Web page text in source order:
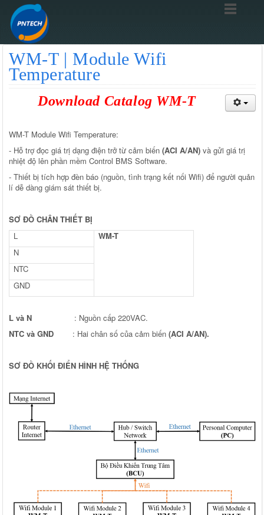
WM-T | Module Wifi
Temperature
Download Catalog WM-T
WM-T Module Wifi Temperature:
- Hỗ trợ đọc giá trị dạng điện trở từ cảm biến (ACI A/AN) và gửi giá trị
nhiệt độ lên phần mềm Control BMS Software.
- Thiết bị tích hợp đèn báo (nguồn, tình trạng kết nối Wifi) để người quản
lí dễ dàng giám sát thiết bị.
SƠ ĐỒ CHÂN THIẾT BỊ
L
WM-T
N
NTC
GND
L và N : Nguồn cấp 220VAC.
NTC và GND : Hai chân số của cảm biến (ACI A/AN).
SƠ ĐỒ KHỐI ĐIỂN HÌNH HỆ THỐNG